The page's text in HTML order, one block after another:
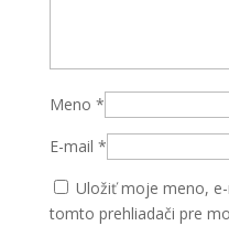
Meno *
E-mail *
Uložiť moje meno,
tomto prehliadači pre